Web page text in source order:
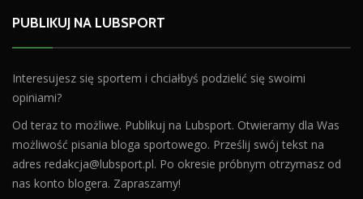
PUBLIKUJ NA LUBSPORT
Interesujesz się sportem i chciałbyś podzielić się swoimi
opiniami?
Od teraz to możliwe. Publikuj na Lubsport. Otwieramy dla Was
możliwość pisania bloga sportowego. Prześlij swój tekst na
adres redakcja@lubsport.pl. Po okresie próbnym otrzymasz od
nas konto blogera. Zapraszamy!